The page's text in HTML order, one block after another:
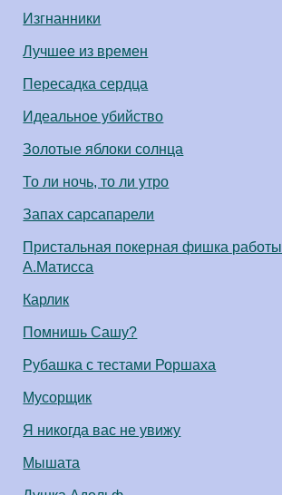
Изгнанники
Лучшее из времен
Пересадка сердца
Идеальное убийство
Золотые яблоки солнца
То ли ночь, то ли утро
Запах сарсапарели
Пристальная покерная фишка работы
А.Матисса
Карлик
Помнишь Сашу?
Рубашка с тестами Роршаха
Мусорщик
Я никогда вас не увижу
Мышата